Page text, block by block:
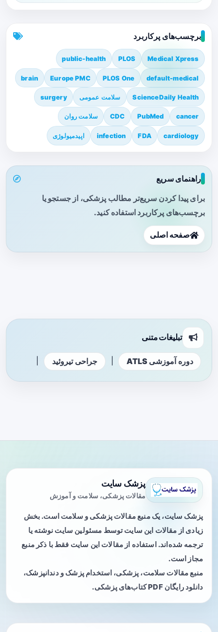
برچسب‌های پرکاربرد
Medical Xpress
PLOS
public-health
default-medical
PLOS One
Europe PMC
brain
ScienceDaily Health سلامت عمومی surgery
cancer
PubMed
CDC سلامت روان
cardiology
FDA
infection اپیدمیولوژی
راهنمای سریع
برای پیدا کردن سریع‌تر مطالب پزشکی، از جستجو یا
برچسب‌های پرکاربرد استفاده کنید.
صفحه اصلی
تبلیغات متنی
دوره آموزشی ATLS جراحی تیروئید
پزشک سایت
مقالات پزشکی، سلامت و آموزش
پزشک سایت، یک منبع مقالات پزشکی و سلامت است. بخش
زیادی از مقالات این سایت توسط مسئولین سایت نوشته یا
ترجمه شده‌اند. استفاده از مقالات این سایت فقط با ذکر منبع
مجاز است.
منبع مقالات سلامت، پزشکی، استخدام پزشک و دندانپزشک،
دانلود رایگان PDF کتاب‌های پزشکی.